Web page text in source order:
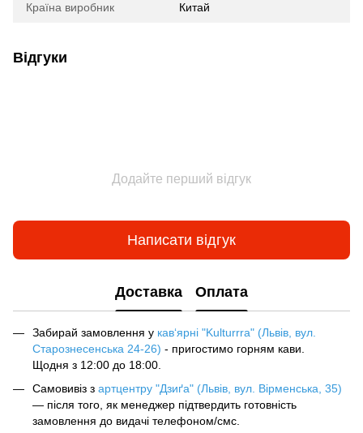
Країна виробник Китай
Відгуки
Додайте перший відгук
Написати відгук
Доставка Оплата
Забирай замовлення у кав‘ярні "Kulturrra" (Львів, вул.
Старознесенська 24-26) - пригостимо горням кави.
Щодня з 12:00 до 18:00.
Самовивіз з артцентру "Дзиґа" (Львів, вул. Вірменська, 35)
— після того, як менеджер підтвердить готовність
замовлення до видачі телефоном/смс.